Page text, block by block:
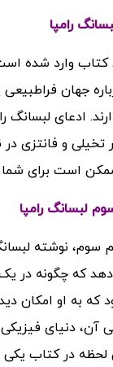
رامپا
وارد شده
جهان
ادعای لبسانگ
تخیلی و فانتزی
است برای شما
لبسانگ رامپا
نوشته
که چگونه در
که به او امکان
آن، دنیای
لحظه در کتاب یکی